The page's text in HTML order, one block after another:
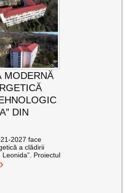
MODERNĂ
DIN
2027 face
a clădirii
Leonida”. Proiectul